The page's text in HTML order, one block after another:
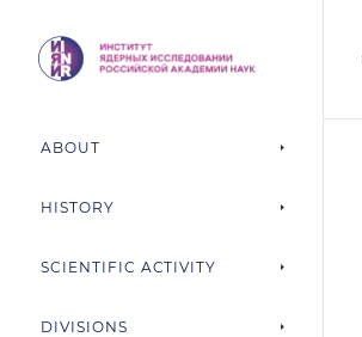
ABOUT
HISTORY
SCIENTIFIC ACTIVITY
DIVISIONS